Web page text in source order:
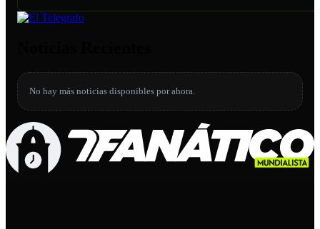
No hay más noticias disponibles por ahora.